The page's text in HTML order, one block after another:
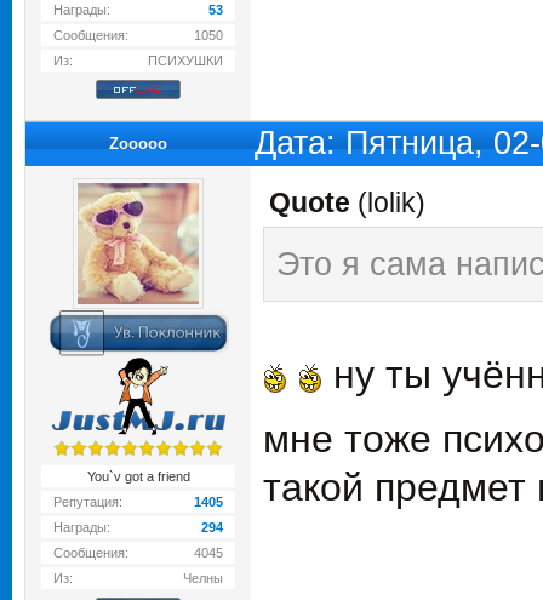
Награды:
53
Сообщения:
1050
Из:
ПСИХУШКИ
Zooooo Дата: Пятница,
You`v got a friend
Репутация:
1405
Награды:
294
Сообщения:
4045
Из:
Челны
Quote (lolik)
Это я сама
ну ты
мне тоже
такой